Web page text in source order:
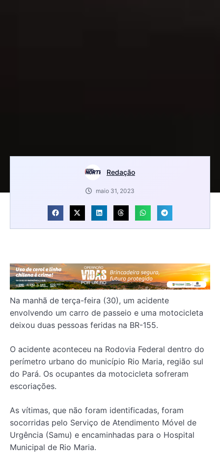
Redação
maio 31, 2023
Na manhã de terça-feira (30), um acidente
envolvendo um carro de passeio e uma motocicleta
deixou duas pessoas feridas na BR-155.
O acidente aconteceu na Rodovia Federal dentro do
perímetro urbano do município Rio Maria, região sul
do Pará. Os ocupantes da motocicleta sofreram
escoriações.
As vítimas, que não foram identificadas, foram
socorridas pelo Serviço de Atendimento Móvel de
Urgência (Samu) e encaminhadas para o Hospital
Municipal de Rio Maria.